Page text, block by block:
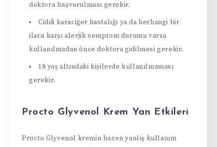
doktora başvurulması gerekir.
Ciddi karaciğer hastalığı ya da herhangi bir
ilaca karşı alerjik semptom durumu varsa
kullanılmadan önce doktora gidilmesi gerekir.
18 yaş altındaki kişilerde kullanılmaması
gerekir.
Procto Glyvenol Krem Yan Etkileri
Procto Glyvenol kremin bazen yanlış kullanım